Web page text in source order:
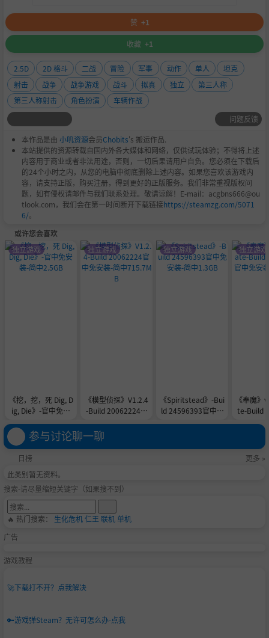
赞 +1
收藏 +1
2.5D 2D 格斗 二战 冒险 军事 动作 单人
坦克
射击
战争 战争游戏 战斗 拟真 独立
第三人称
第三人称射击
角色扮演
车辆作战
问题反馈
本作品是由 小叽资源会员Chobits's 搬运作品.
本站提供的资源转载自国内外各大媒体和网络，仅供试玩体验；不得将上述
内容用于商业或者非法用途，否则，一切后果请用户自负。您必须在下载后
的24个小时之内，从您的电脑中彻底删除上述内容。如果您喜欢该游戏内
容，请支持正版，购买注册，得到更好的正版服务。我们非常重视版权问
题，如有侵权请邮件与我们联系处理。敬请谅解！E-mail：acgbns666@ou
tlook.com，我们会在第一时间断开下载链接https://steamzg.com/5071
6/。
或许您会喜欢
《挖，挖，死 Dig, D
ig, Die》-官中免安
独立游戏
《模型侦探》V1.2.4
-Build 20062224官
独立游戏
《Spiritstead》-Bui
ld 24596393官中免
独立游戏
《奉魔》
te-Build
独立游戏
参与讨论聊一聊
日榜
更多 »
此类别暂无资料。
搜索-请尽量缩短关键字（如果搜不到）
🔥 热门搜索： 生化危机仁王 联机单机
广告
游戏教程
🚀下载打不开？点我解决
🔑游戏弹Steam？无许可怎么办-点我